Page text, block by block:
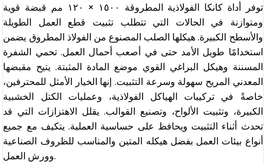
توفر أداة كانكا الفولاذية المطروقة ١٥٠٠ × ١٢٠ مم قبضة قوية
ومتوازنة في الحالات التي تتطلب تثبيت قطع العمل الطويلة
والأسطح الكبيرة. هيكلها الصلب المصنوع من الفولاذ المطروق يضمن
استخدامًا طويل الأمد حتى في أصعب أحمال العمل. تحمي الشفرة
المسننة وهيكل البراغي القوي موضع المادة المثبتة. يتيح مقبضها
المعدني المريح سهولة وسرعة التثبيت. إنها الخيار الأمثل للمحترفين،
خاصةً في تركيبات الهياكل الفولاذية، وعمليات الكتل الخشبية
الكبيرة، وتثبيت الألواح، وتصنيع القوالب. يقلل الاهتزازات التي قد
تحدث أثناء التثبيت ويحافظ على حساسية العملية. يتكيف مع جميع
أنواع بيئات العمل بفضل هيكله المتين والمناسب للظروف الصناعية
وورش العمل.